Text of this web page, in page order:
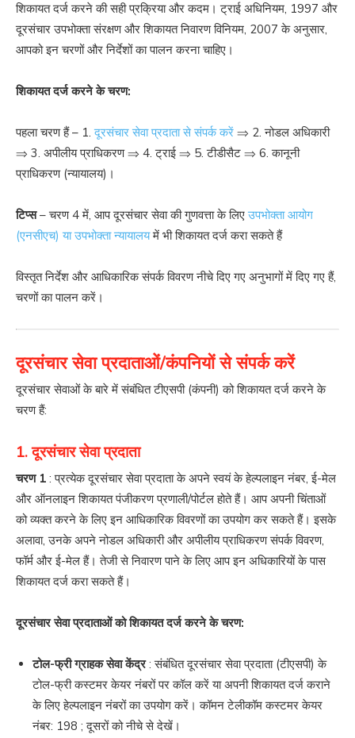
शिकायत दर्ज करने की सही प्रक्रिया और कदम। ट्राई अधिनियम, 1997 और
दूरसंचार उपभोक्ता संरक्षण और शिकायत निवारण विनियम, 2007 के अनुसार,
आपको इन चरणों और निर्देशों का पालन करना चाहिए।
शिकायत दर्ज करने के चरण:
पहला चरण हैं – 1.दूरसंचार सेवा प्रदाता से संपर्क करें ⇒ 2. नोडल अधिकारी
⇒ 3. अपीलीय प्राधिकरण ⇒ 4. ट्राई ⇒ 5. टीडीसैट ⇒ 6. कानूनी
प्राधिकरण (न्यायालय)।
टिप्स– चरण 4 में, आप दूरसंचार सेवा की गुणवत्ता के लिएउपभोक्ता आयोग
(एनसीएच) या उपभोक्ता न्यायालयमें भी शिकायत दर्ज करा सकते हैं
विस्तृत निर्देश और आधिकारिक संपर्क विवरण नीचे दिए गए अनुभागों में दिए गए हैं,
चरणों का पालन करें।
दूरसंचार सेवा प्रदाताओं/कंपनियों से संपर्क करें
दूरसंचार सेवाओं के बारे में संबंधित टीएसपी (कंपनी) को शिकायत दर्ज करने के
चरण हैं:
1. दूरसंचार सेवा प्रदाता
चरण 1 : प्रत्येक दूरसंचार सेवा प्रदाता के अपने स्वयं के हेल्पलाइन नंबर, ई-मेल
और ऑनलाइन शिकायत पंजीकरण प्रणाली/पोर्टल होते हैं। आप अपनी चिंताओं
को व्यक्त करने के लिए इन आधिकारिक विवरणों का उपयोग कर सकते हैं। इसके
अलावा, उनके अपने नोडल अधिकारी और अपीलीय प्राधिकरण संपर्क विवरण,
फॉर्म और ई-मेल हैं। तेजी से निवारण पाने के लिए आप इन अधिकारियों के पास
शिकायत दर्ज करा सकते हैं।
दूरसंचार सेवा प्रदाताओं को शिकायत दर्ज करने के चरण:
टोल-फ्री ग्राहक सेवा केंद्र: संबंधित दूरसंचार सेवा प्रदाता (टीएसपी) के
टोल-फ्री कस्टमर केयर नंबरों पर कॉल करें या अपनी शिकायत दर्ज कराने
के लिए हेल्पलाइन नंबरों का उपयोग करें। कॉमन टेलीकॉम कस्टमर केयर
नंबर: 198 ; दूसरों को नीचे से देखें।